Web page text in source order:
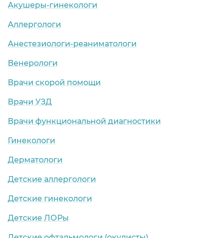
Акушеры-гинекологи
Аллергологи
Анестезиологи-реаниматологи
Венерологи
Врачи скорой помощи
Врачи УЗД
Врачи функциональной диагностики
Гинекологи
Дерматологи
Детские аллергологи
Детские гинекологи
Детские ЛОРы